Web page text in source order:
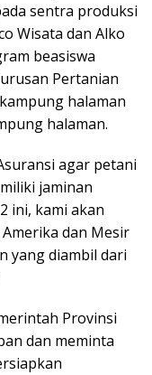
sentra produksi
Wisata dan Alko
beasiswa
Pertanian
halaman
halaman.
agar petani
jaminan
ini, kami akan
dan Mesir
yang diambil dari
Provinsi
dan meminta